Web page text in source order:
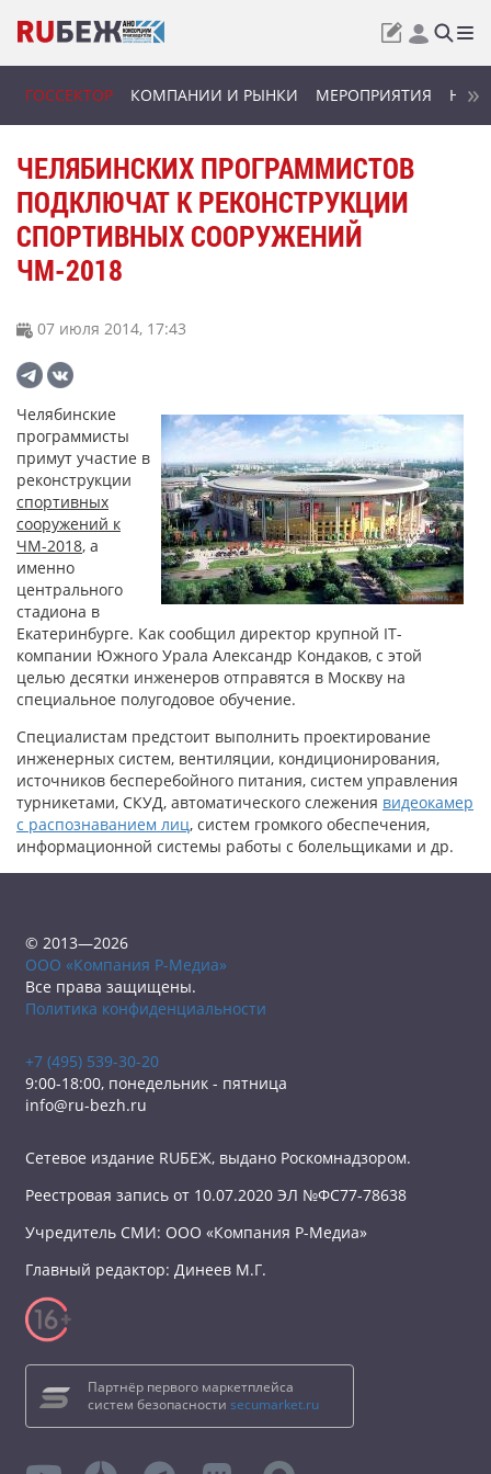
ГОССЕКТОР КОМПАНИИ И РЫНКИ МЕРОПРИЯТИЯ
ЧЕЛЯБИНСКИХ ПРОГРАММИСТОВ
ПОДКЛЮЧАТ К РЕКОНСТРУКЦИИ
СПОРТИВНЫХ СООРУЖЕНИЙ
ЧМ-2018
07 июля 2014, 17:43
Челябинские
программисты
примут участие в
реконструкции
спортивных
сооружений к
ЧМ-2018, а
именно
центрального
стадиона в
Екатеринбурге. Как сообщил директор крупной IT-
компании Южного Урала Александр Кондаков, с этой
целью десятки инженеров отправятся в Москву на
специальное полугодовое обучение.
Специалистам предстоит выполнить проектирование
инженерных систем, вентиляции, кондиционирования,
источников бесперебойного питания, систем управления
турникетами, СКУД, автоматического слежения видеокамер
с распознаванием лиц, систем громкого обеспечения,
информационной системы работы с болельщиками и др.
© 2013—2026
ООО «Компания Р-Медиа»
Все права защищены.
Политика конфиденциальности
+7 (495) 539-30-20
9:00-18:00, понедельник - пятница
info@ru-bezh.ru
Сетевое издание RUБЕЖ, выдано Роскомнадзором.
Реестровая запись от 10.07.2020 ЭЛ №ФС77-78638
Учредитель СМИ: ООО «Компания Р-Медиа»
Главный редактор: Динеев М.Г.
Партнёр первого маркетплейса
систем безопасности secumarket.ru